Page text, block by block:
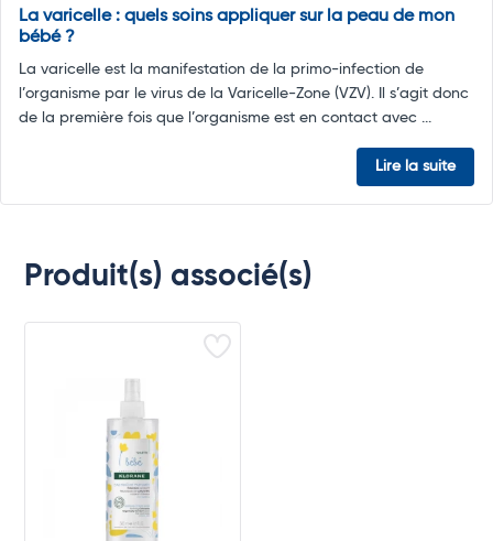
La varicelle : quels soins appliquer sur la peau de mon
bébé ?
La varicelle est la manifestation de la primo-infection de
l’organisme par le virus de la Varicelle-Zone (VZV). Il s’agit donc
de la première fois que l’organisme est en contact avec ...
Lire la suite
Produit(s) associé(s)